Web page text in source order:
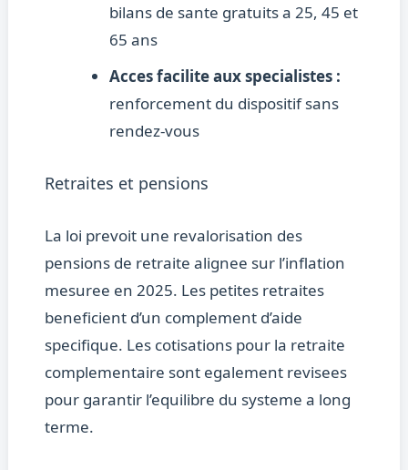
bilans de sante gratuits a 25, 45 et
65 ans
Acces facilite aux specialistes :
renforcement du dispositif sans
rendez-vous
Retraites et pensions
La loi prevoit une revalorisation des
pensions de retraite alignee sur l’inflation
mesuree en 2025. Les petites retraites
beneficient d’un complement d’aide
specifique. Les cotisations pour la retraite
complementaire sont egalement revisees
pour garantir l’equilibre du systeme a long
terme.